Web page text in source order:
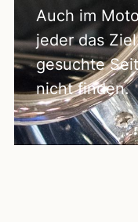
Auch im
jeder das
gesuchte
nicht finden.